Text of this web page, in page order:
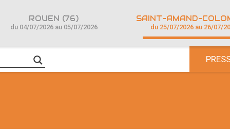
ROUEN (76)
du 04/07/2026 au 05/07/2026 du 25/07/2026 au 26/07/